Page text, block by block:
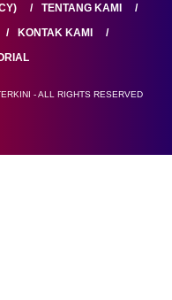
TENTANG KAMI
KONTAK KAMI
- ALL RIGHTS RESERVED